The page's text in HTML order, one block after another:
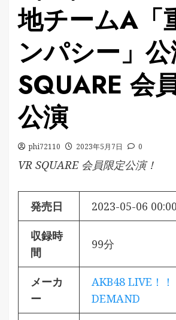
地チームA「
ンパシー」
SQUARE 会
公演
phi72110 2023年5月7日 0
VR SQUARE 会員限定公演！
発売日 2023-05-06
収録時
間
99分
メーカ
ー
AKB48 LIVE！
DEMAND